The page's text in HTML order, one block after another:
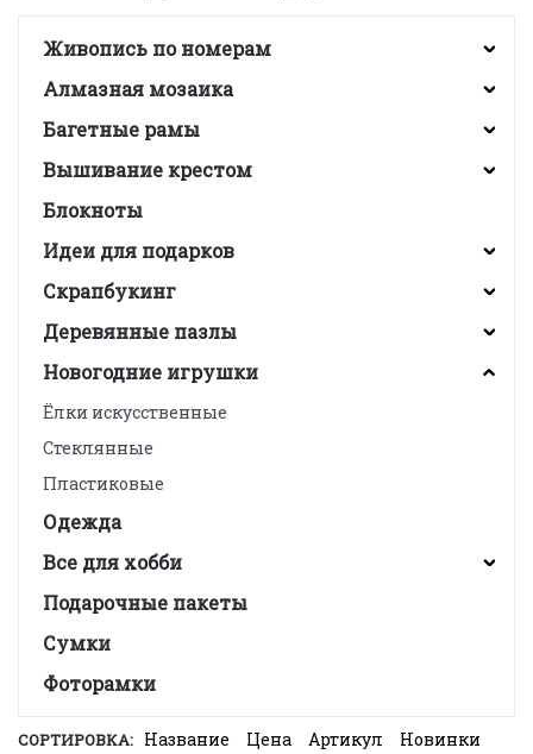
Живопись по номерам
Алмазная мозаика
Багетные рамы
Вышивание крестом
Блокноты
Идеи для подарков
Скрапбукинг
Деревянные пазлы
Новогодние игрушки
Ёлки искусственные
Стеклянные
Пластиковые
Одежда
Все для хобби
Подарочные пакеты
Сумки
Фоторамки
СОРТИРОВКА: Название Цена Артикул Новинки